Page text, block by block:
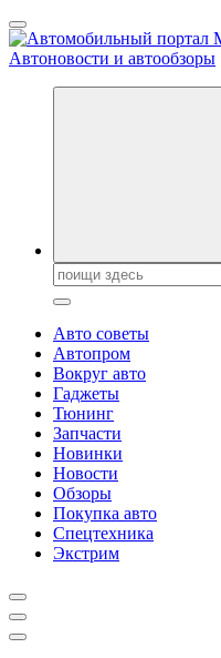
Перейти
к
содержанию
Справочник
Поиск:
Авто советы
Автопром
Вокруг авто
Гаджеты
Тюнинг
Запчасти
Новинки
Новости
Обзоры
Покупка авто
Спецтехника
Экстрим